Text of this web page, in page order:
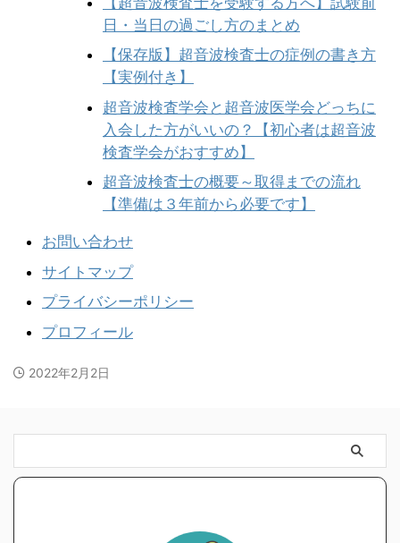
日・当日の過ごし方のまとめ
【保存版】超音波検査士の症例の書き方
【実例付き】
超音波検査学会と超音波医学会どっちに
入会した方がいいの？【初心者は超音波
検査学会がおすすめ】
超音波検査士の概要～取得までの流れ
【準備は３年前から必要です】
お問い合わせ
サイトマップ
プライバシーポリシー
プロフィール
2022年2月2日